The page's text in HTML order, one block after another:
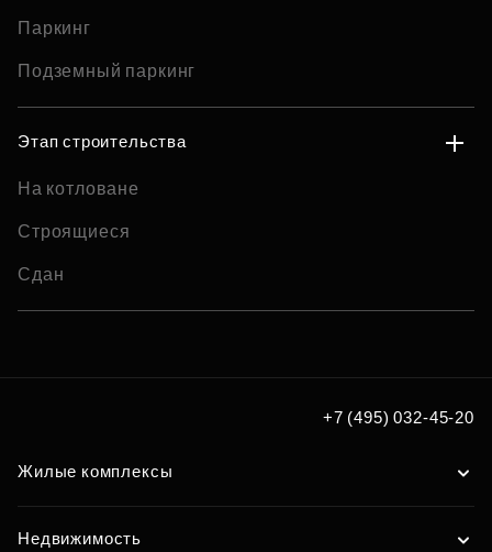
Паркинг
Подземный паркинг
Этап строительства
На котловане
Строящиеся
Сдан
+7 (495) 032-45-20
Жилые комплексы
Недвижимость